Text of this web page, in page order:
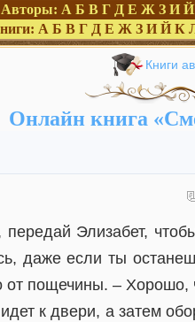
Авторы: А Б В Г Д Е Ж З И Й
А Б В Г Д Е Ж З И Й К
Книги
Онлайн книга
Элизабет,
даже если ты
от пощечины. –
к двери, а затем